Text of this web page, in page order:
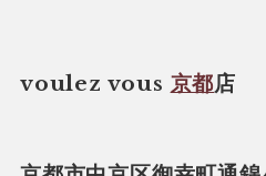
voulez vous 京都店